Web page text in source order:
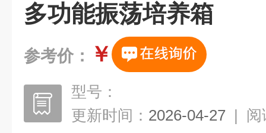
多功能振荡培养箱
参考价： ￥
型号：
更新时间： 2026-04-27 | 阅